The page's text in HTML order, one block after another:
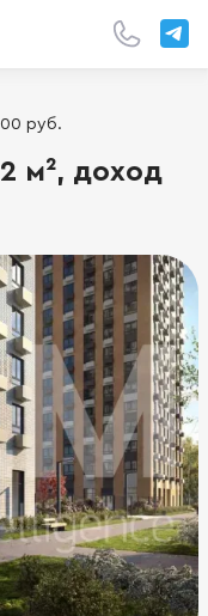
руб.
м², доход